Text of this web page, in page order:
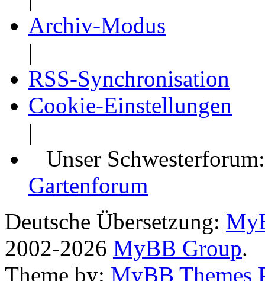
Archiv-Modus
|
RSS-Synchronisation
Cookie-Einstellungen
|
Unser
Gartenforum
Deutsche Übersetzung:
2002-2026 MyBB Group.
Theme by: MyBB Themes